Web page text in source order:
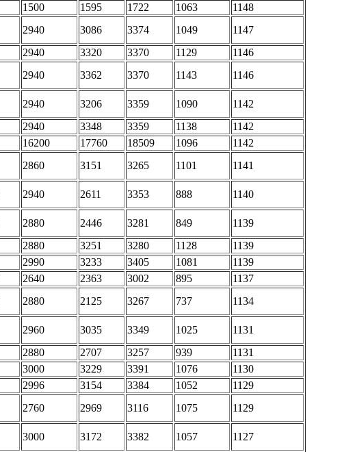
1500 1595 1722 1063
1148
2940 3086 3374 1049
1147
2940 3320 3370 1129
1146
2940 3362 3370 1143 1146
2940 3206 3359 1090
1142
2940 3348 3359 1138
1142
16200 17760 18509 1096
1142
2860 3151 3265 1101 1141
2940 2611 3353 888 1140
2880 2446 3281 849
1139
2880 3251 3280 1128
1139
2990 3233 3405 1081
1139
2640 2363 3002 895
1137
2880 2125 3267 737 1134
2960 3035 3349 1025
1131
2880 2707 3257 939
1131
3000 3229 3391 1076
1130
2996 3154 3384 1052
1129
2760 2969 3116 1075 1129
3000 3172 3382 1057 1127